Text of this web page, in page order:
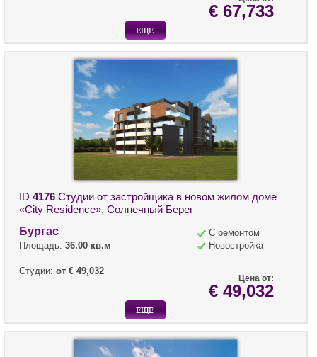
€ 67,733
ID 4176 Студии от застройщика в новом жилом доме
«City Residence», Солнечный Берег
Бургас
Площадь: 36.00 кв.м
Студии: от € 49,032
С ремонтом
Новостройка
Цена от:
€ 49,032